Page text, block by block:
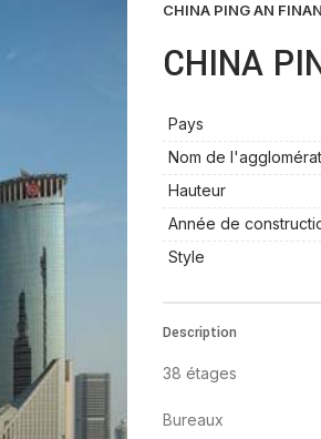
CHINA PING AN
CHINA
Pays
Nom de
Hauteur
Année de
Style
Description
38 étages
Bureaux